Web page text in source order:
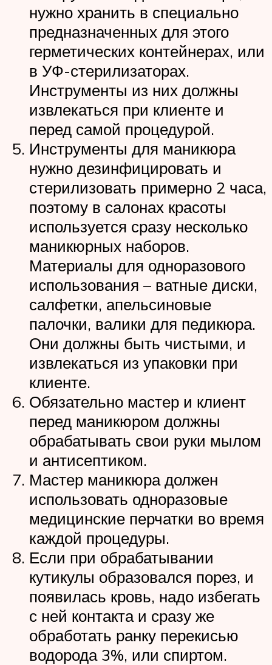
нужно хранить в специально
предназначенных для этого
герметических контейнерах, или
в УФ-стерилизаторах.
Инструменты из них должны
извлекаться при клиенте и
перед самой процедурой.
Инструменты для маникюра
нужно дезинфицировать и
стерилизовать примерно 2 часа,
поэтому в салонах красоты
используется сразу несколько
маникюрных наборов.
Материалы для одноразового
использования – ватные диски,
салфетки, апельсиновые
палочки, валики для педикюра.
Они должны быть чистыми, и
извлекаться из упаковки при
клиенте.
Обязательно мастер и клиент
перед маникюром должны
обрабатывать свои руки мылом
и антисептиком.
Мастер маникюра должен
использовать одноразовые
медицинские перчатки во время
каждой процедуры.
Если при обрабатывании
кутикулы образовался порез, и
появилась кровь, надо избегать
с ней контакта и сразу же
обработать ранку перекисью
водорода 3%, или спиртом.